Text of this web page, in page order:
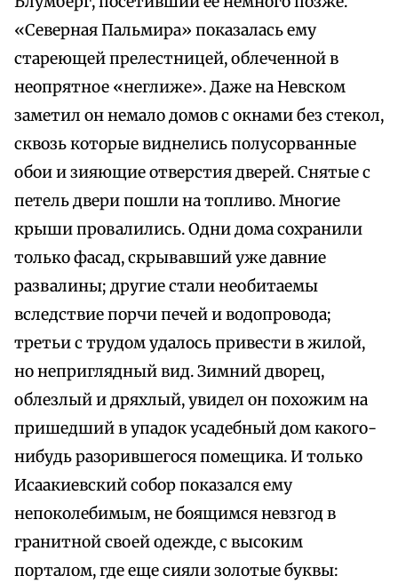
«Северная Пальмира» показалась ему
стареющей прелестницей, облеченной в
неопрятное «неглиже». Даже на Невском
заметил он немало домов с окнами без стекол,
сквозь которые виднелись полусорванные
обои и зияющие отверстия дверей. Снятые с
петель двери пошли на топливо. Многие
крыши провалились. Одни дома сохранили
только фасад, скрывавший уже давние
развалины; другие стали необитаемы
вследствие порчи печей и водопровода;
третьи с трудом удалось привести в жилой,
но неприглядный вид. Зимний дворец,
облезлый и дряхлый, увидел он похожим на
пришедший в упадок усадебный дом какого-
нибудь разорившегося помещика. И только
Исаакиевский собор показался ему
непоколебимым, не боящимся невзгод в
гранитной своей одежде, с высоким
порталом, где еще сияли золотые буквы: